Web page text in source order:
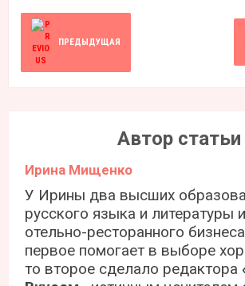
ПРЕДЫДУЩАЯ
Автор статьи
Ирина Мищенко
У Ирины два высших
русского языка и литературы
отельно-ресторанного
первое помогает в выборе
то второе сделало редактора